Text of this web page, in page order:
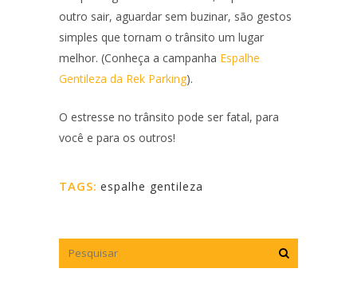
outro sair, aguardar sem buzinar, são gestos
simples que tornam o trânsito um lugar
melhor. (Conheça a campanha Espalhe
Gentileza da Rek Parking).
O estresse no trânsito pode ser fatal, para
você e para os outros!
TAGS: espalhe gentileza